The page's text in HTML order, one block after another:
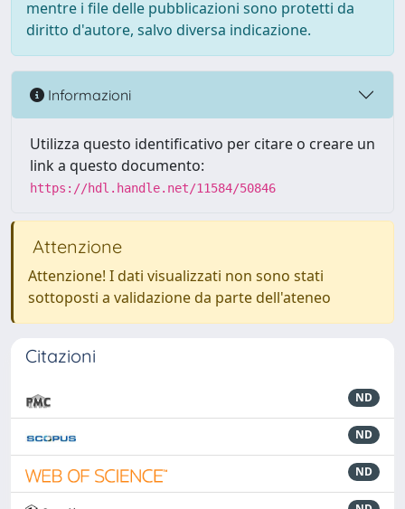
mentre i file delle pubblicazioni sono protetti da
diritto d'autore, salvo diversa indicazione.
Informazioni
Utilizza questo identificativo per citare o creare un
link a questo documento:
https://hdl.handle.net/11584/50846
Attenzione
Attenzione! I dati visualizzati non sono stati
sottoposti a validazione da parte dell'ateneo
Citazioni
ND
ND
ND